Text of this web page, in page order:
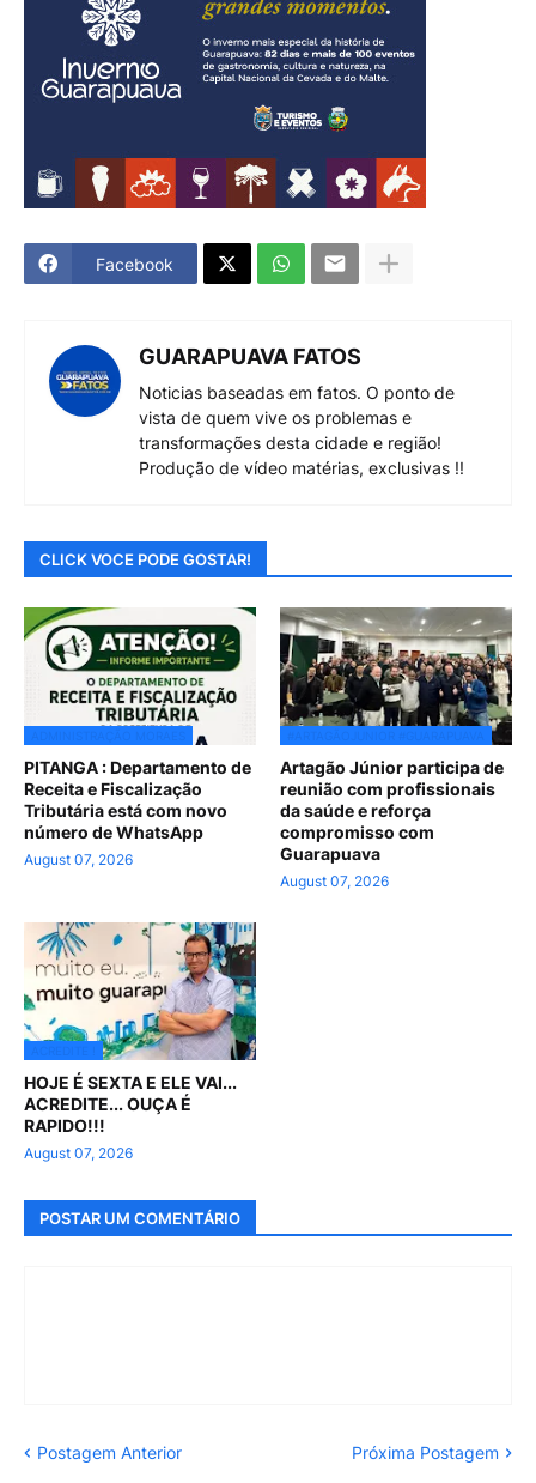
Facebook
GUARAPUAVA FATOS
Noticias baseadas em fatos. O ponto de
vista de quem vive os problemas e
transformações desta cidade e região!
Produção de vídeo matérias, exclusivas !!
CLICK VOCE PODE GOSTAR!
PITANGA : Departamento de
Receita e Fiscalização
Tributária está com novo
número de WhatsApp
August 07, 2026
Artagão Júnior participa de
reunião com profissionais
da saúde e reforça
compromisso com
Guarapuava
August 07, 2026
HOJE É SEXTA E ELE VAI...
ACREDITE... OUÇA É
RAPIDO!!!
August 07, 2026
POSTAR UM COMENTÁRIO
Postagem Anterior Próxima Postagem